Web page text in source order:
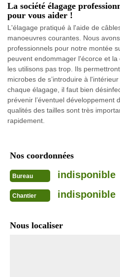
La société élagage
pour vous aider !
L'élagage pratiqué à l'aide de
manoeuvres courantes. Nous
professionnels pour notre montée
peuvent endommager l'écorce et
les utilisons pas trop. Ils
microbes de s’introduire à
chaque élagage, il faut bien
prévenir l’éventuel développement
qualités des tailles sont très
rapidement.
Nos coordonnées
Bureau indisponible
Chantier indisponible
Nous localiser